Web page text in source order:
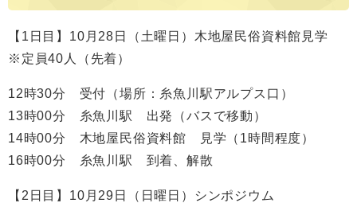
【1日目】10月28日（土曜日）木地屋民俗資料館見学
※定員40人（先着）
12時30分 受付（場所：糸魚川駅アルプス口）
13時00分 糸魚川駅 出発（バスで移動）
14時00分 木地屋民俗資料館 見学（1時間程度）
16時00分 糸魚川駅 到着、解散
【2日目】10月29日（日曜日）シンポジウム